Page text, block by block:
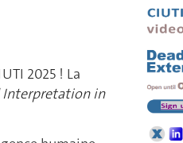
2025 ! La
Interpretation in